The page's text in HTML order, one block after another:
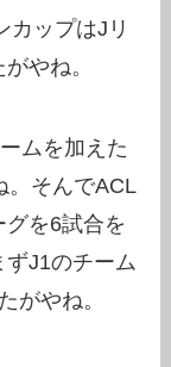
カップはJリ
やね。
ムを加えた
。そんでACL
を6試合を
J1のチーム
がやね。